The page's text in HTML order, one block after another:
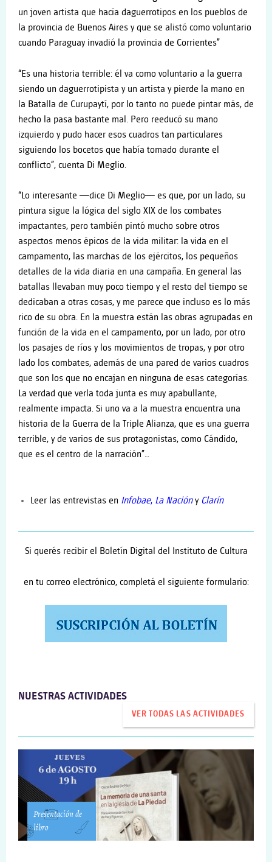
un joven artista que hacía daguerrotipos en los pueblos de
la provincia de Buenos Aires y que se alistó como voluntario
cuando Paraguay invadió la provincia de Corrientes”
“Es una historia terrible: él va como voluntario a la guerra
siendo un daguerrotipista y un artista y pierde la mano en
la Batalla de Curupaytí, por lo tanto no puede pintar más, de
hecho la pasa bastante mal. Pero reeducó su mano
izquierdo y pudo hacer esos cuadros tan particulares
siguiendo los bocetos que había tomado durante el
conflicto”, cuenta Di Meglio.
“Lo interesante —dice Di Meglio— es que, por un lado, su
pintura sigue la lógica del siglo XIX de los combates
impactantes, pero también pintó mucho sobre otros
aspectos menos épicos de la vida militar: la vida en el
campamento, las marchas de los ejércitos, los pequeños
detalles de la vida diaria en una campaña. En general las
batallas llevaban muy poco tiempo y el resto del tiempo se
dedicaban a otras cosas, y me parece que incluso es lo más
rico de su obra. En la muestra están las obras agrupadas en
función de la vida en el campamento, por un lado, por otro
los pasajes de ríos y los movimientos de tropas, y por otro
lado los combates, además de una pared de varios cuadros
que son los que no encajan en ninguna de esas categorías.
La verdad que verla toda junta es muy apabullante,
realmente impacta. Si uno va a la muestra encuentra una
historia de la Guerra de la Triple Alianza, que es una guerra
terrible, y de varios de sus protagonistas, como Cándido,
que es el centro de la narración”…
Leer las entrevistas en Infobae, La Nación y Clarín
Si querés recibir el Boletín Digital del Instituto de Cultura
en tu correo electrónico, completá el siguiente formulario:
NUESTRAS ACTIVIDADES
VER TODAS LAS ACTIVIDADES
Presentación de
libro